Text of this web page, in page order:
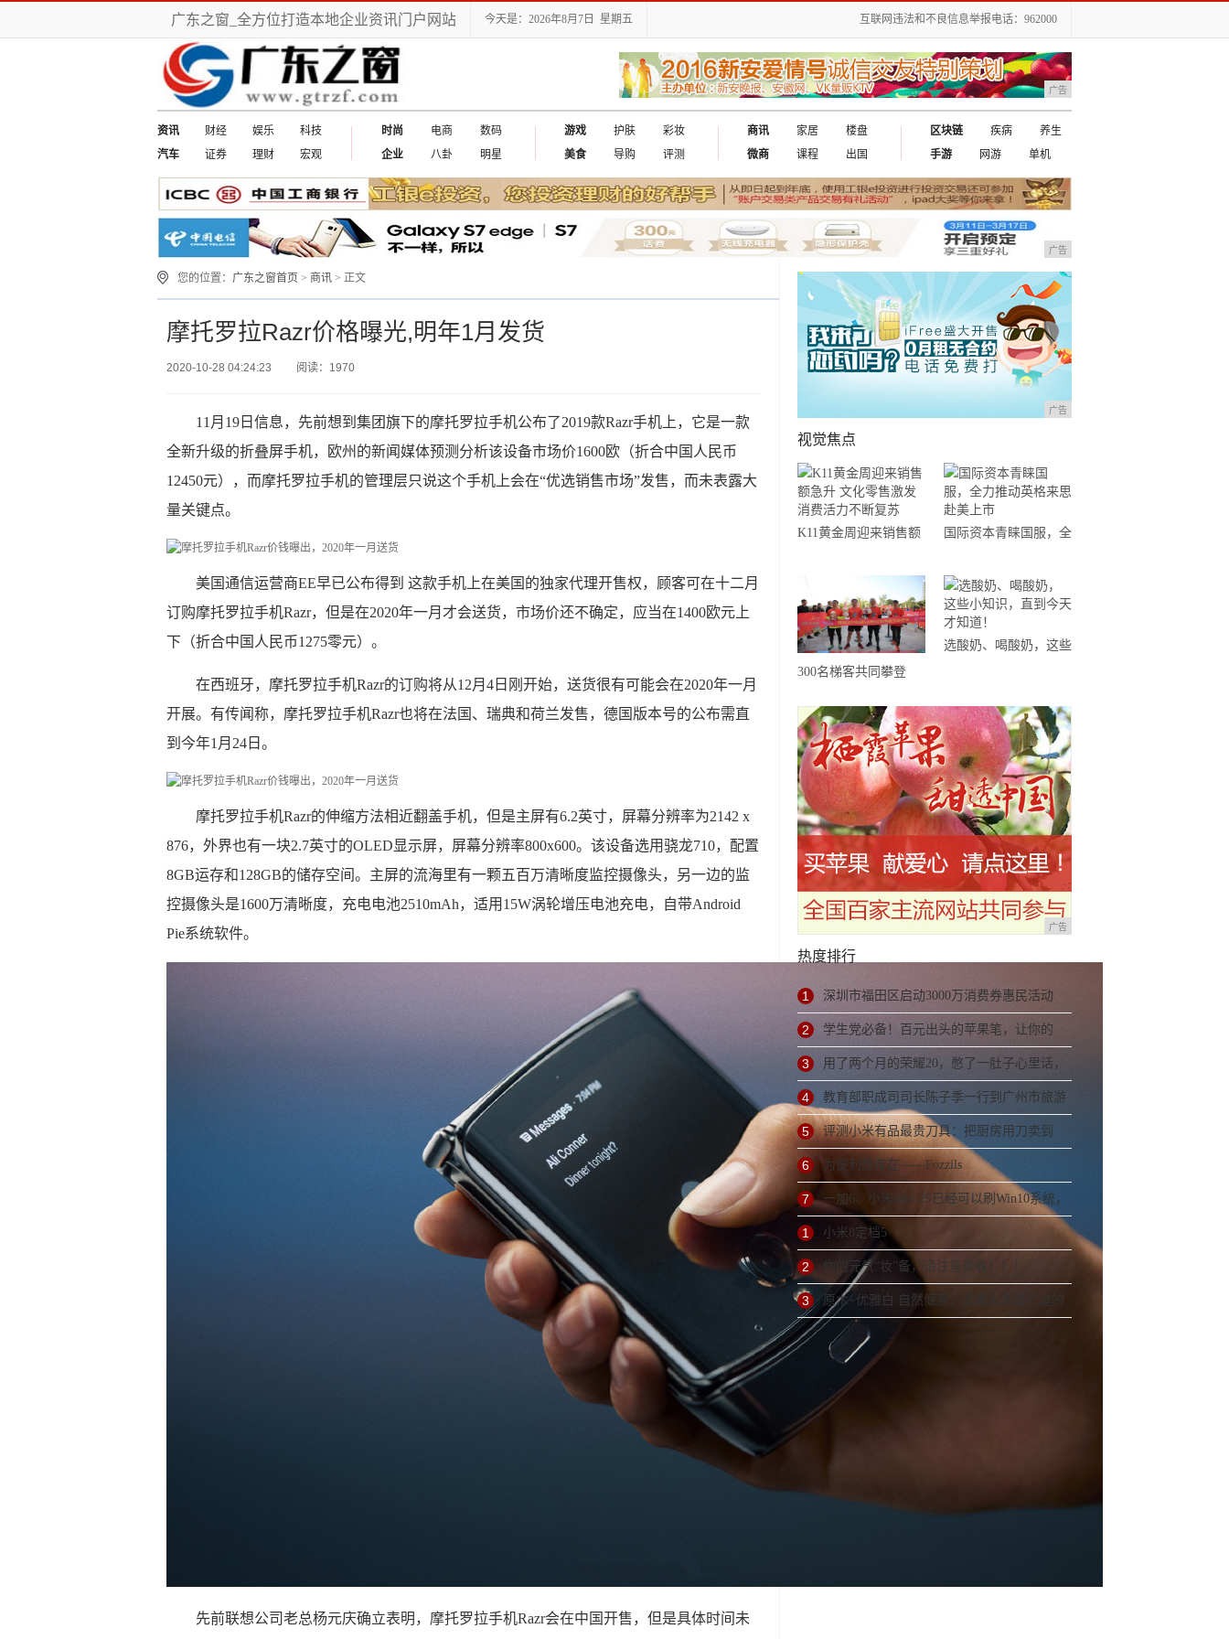
广东之窗_全方位打造本地企业资讯门户网站 今天是：2026年8月7日 星期五 互联网违法和不良信息举报电话：962000
广告
资讯 财经 娱乐
科技
汽车
证券 理财 宏观
时尚 电商
数码
企业
八卦 明星
游戏 护肤
彩妆
美食
导购 评测
商讯 家居
楼盘
微商
课程 出国
区块链 疾病
养生
手游
网游 单机
广告
您的位置： 广东之窗首页 > 商讯 > 正文
摩托罗拉Razr价格曝光,明年1月发货
2020-10-28 04:24:23 阅读：1970
11月19日信息，先前想到集团旗下的摩托罗拉手机公布了2019款Razr手机上，它是一款
全新升级的折叠屏手机，欧州的新闻媒体预测分析该设备市场价1600欧（折合中国人民币
12450元），而摩托罗拉手机的管理层只说这个手机上会在“优选销售市场”发售，而未表露大
量关键点。
美国通信运营商EE早已公布得到 这款手机上在美国的独家代理开售权，顾客可在十二月
订购摩托罗拉手机Razr，但是在2020年一月才会送货，市场价还不确定，应当在1400欧元上
下（折合中国人民币1275零元）。
在西班牙，摩托罗拉手机Razr的订购将从12月4日刚开始，送货很有可能会在2020年一月
开展。有传闻称，摩托罗拉手机Razr也将在法国、瑞典和荷兰发售，德国版本号的公布需直
到今年1月24日。
摩托罗拉手机Razr的伸缩方法相近翻盖手机，但是主屏有6.2英寸，屏幕分辨率为2142 x
876，外界也有一块2.7英寸的OLED显示屏，屏幕分辨率800x600。该设备选用骁龙710，配置
8GB运存和128GB的储存空间。主屏的流海里有一颗五百万清晰度监控摄像头，另一边的监
控摄像头是1600万清晰度，充电电池2510mAh，适用15W涡轮增压电池充电，自带Android
Pie系统软件。
先前联想公司老总杨元庆确立表明，摩托罗拉手机Razr会在中国开售，但是具体时间未
广告
视觉焦点
K11黄金周迎来销售额
国际资本青睐国服，全
市
300名梯客共同攀登
级精英赛顺德海骏达中
心站欢乐开跑
选酸奶、喝酸奶，这些
广告
热度排行
1 深圳市福田区启动3000万消费券惠民活动
2 学生党必备！百元出头的苹果笔，让你的
iPad成为学习神器
3 用了两个月的荣耀20，憋了一肚子心里话，
今天终于一吐为快
4 教育部职成司司长陈子季一行到广州市旅游
商务职业学校考察调研
5 评测小米有品最贵刀具：把厨房用刀卖到
999元的秘密
6 为便利而存在——Fozzils
7 一加6、小米Mix 2S已经可以刷Win10系统，
网友：安卓提不动刀了？
1 小米8定档5
2 你的元气“妆”备，请注意查收！！！
3 原木+优雅白 自然惬意，温馨木质感打造的
舒适之家